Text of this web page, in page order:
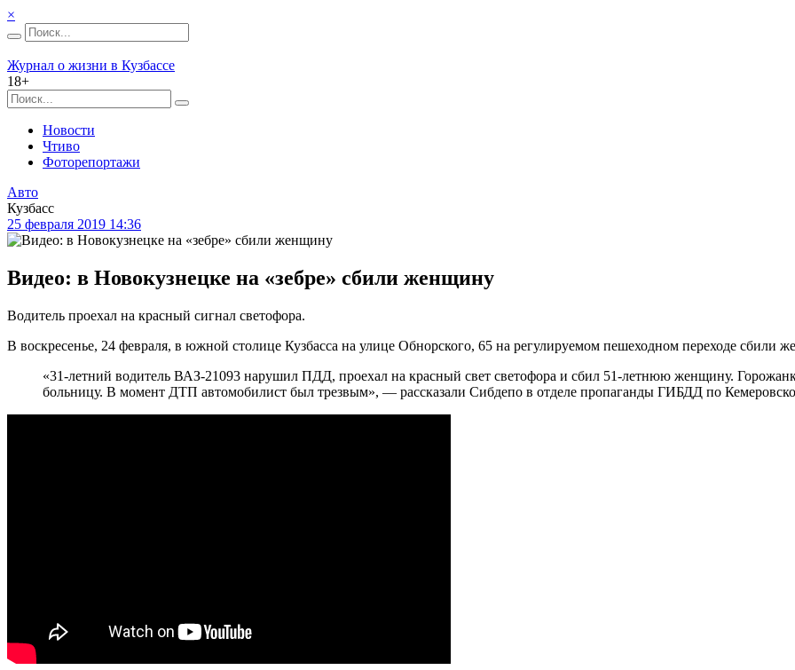
×
Журнал о жизни в Кузбассе
18+
Новости
Чтиво
Фоторепортажи
Авто
Кузбасс
25 февраля 2019 14:36
Видео: в Новокузнецке на «зебре» сбили женщину
Водитель проехал на красный сигнал светофора.
В воскресенье, 24 февраля, в южной столице Кузбасса на улице Обнорского, 65 на регулируемом пешеходном переходе сбили
«31-летний водитель ВАЗ-21093 нарушил ПДД, проехал на красный свет светофора и сбил 51-летнюю женщину.
больницу. В момент ДТП автомобилист был трезвым», — рассказали Сибдепо в отделе пропаганды ГИБДД по